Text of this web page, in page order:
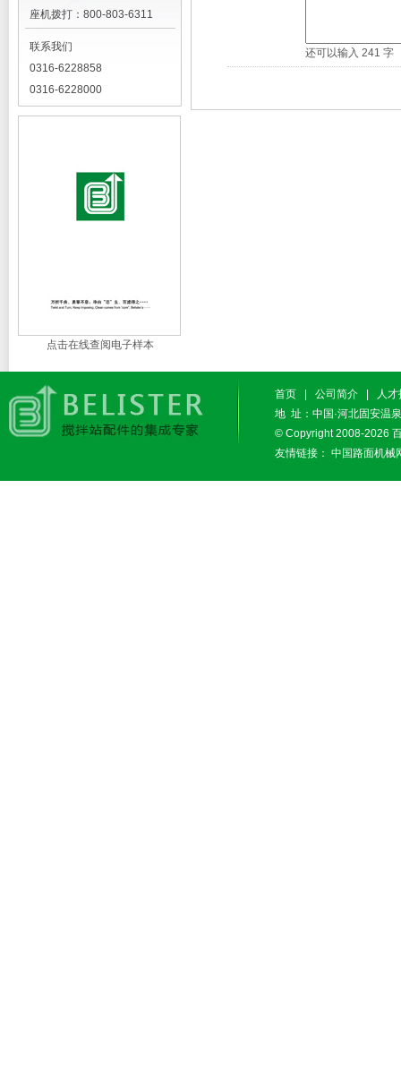
座机拨打：800-803-6311
联系我们
0316-6228858
0316-6228000
点击在线查阅电子样本
还可以输入 241 字
首页 公司简介
人
地 址：中国·河北固安温
© Copyright 2008-2026
友情链接： 中国路面机械